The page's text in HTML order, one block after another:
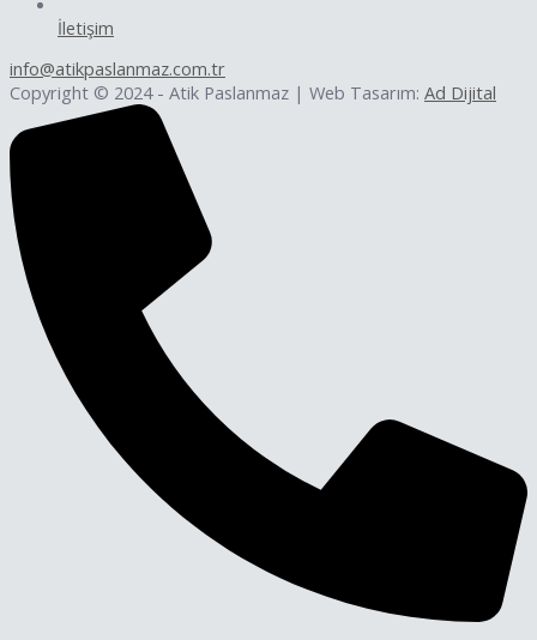
İletişim
info@atikpaslanmaz.com.tr
Copyright © 2024 - Atik Paslanmaz | Web Tasarım: Ad Dijital